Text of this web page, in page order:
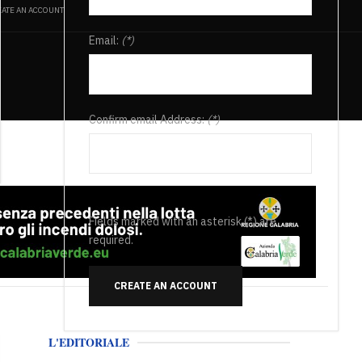
AN ACCOUNT
Email: (*)
Confirm email Address:(*)
Fields marked with an asterisk (*) are
required.
CREATE AN ACCOUNT
L'EDITORIALE